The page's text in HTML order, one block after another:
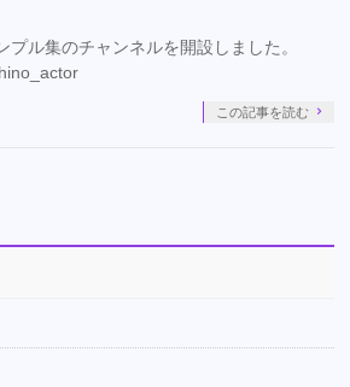
プル集のチャンネルを開設しました。
この記事を読む